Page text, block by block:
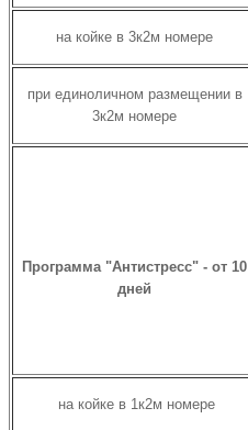
на койке в 3к2м номере
при единоличном размещении в
3к2м номере
Программа "Антистресс" - от 10
дней
на койке в 1к2м номере